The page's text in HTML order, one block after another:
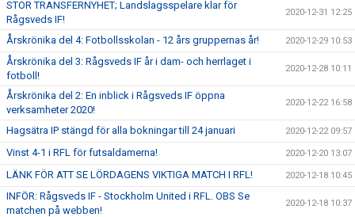
STOR TRANSFERNYHET; Landslagsspelare klar för
Rågsveds IF!
2020-12-31 12:25
Årskrönika del 4: Fotbollsskolan - 12 års gruppernas år! 2020-12-29 10:53
Årskrönika del 3: Rågsveds IF år i dam- och herrlaget i
fotboll!
2020-12-28 10:11
Årskrönika del 2: En inblick i Rågsveds IF öppna
verksamheter 2020!
2020-12-22 16:58
Hagsätra IP stängd för alla bokningar till 24 januari 2020-12-22 09:57
Vinst 4-1 i RFL för futsaldamerna! 2020-12-20 13:07
LÄNK FÖR ATT SE LÖRDAGENS VIKTIGA MATCH I RFL! 2020-12-18 10:45
INFÖR: Rågsveds IF - Stockholm United i RFL. OBS Se
matchen på webben!
2020-12-18 10:37